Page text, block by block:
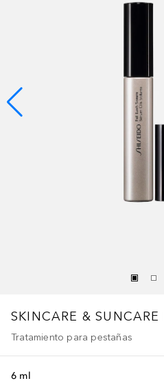
SKINCARE & SUNCARE
Tratamiento para pestañas
6 ml